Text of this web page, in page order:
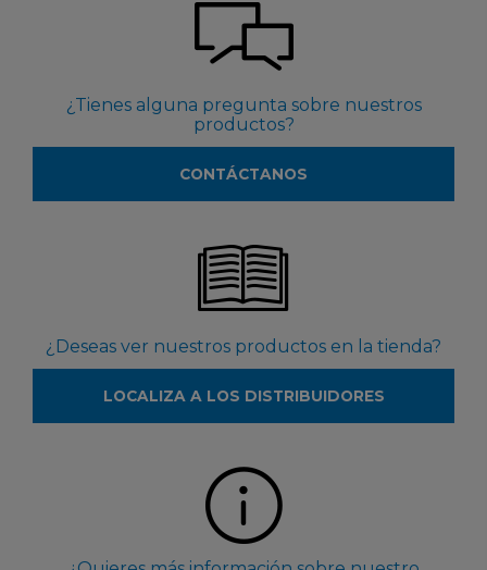
¿Tienes alguna pregunta sobre nuestros
productos?
CONTÁCTANOS
¿Deseas ver nuestros productos en la tienda?
LOCALIZA A LOS DISTRIBUIDORES